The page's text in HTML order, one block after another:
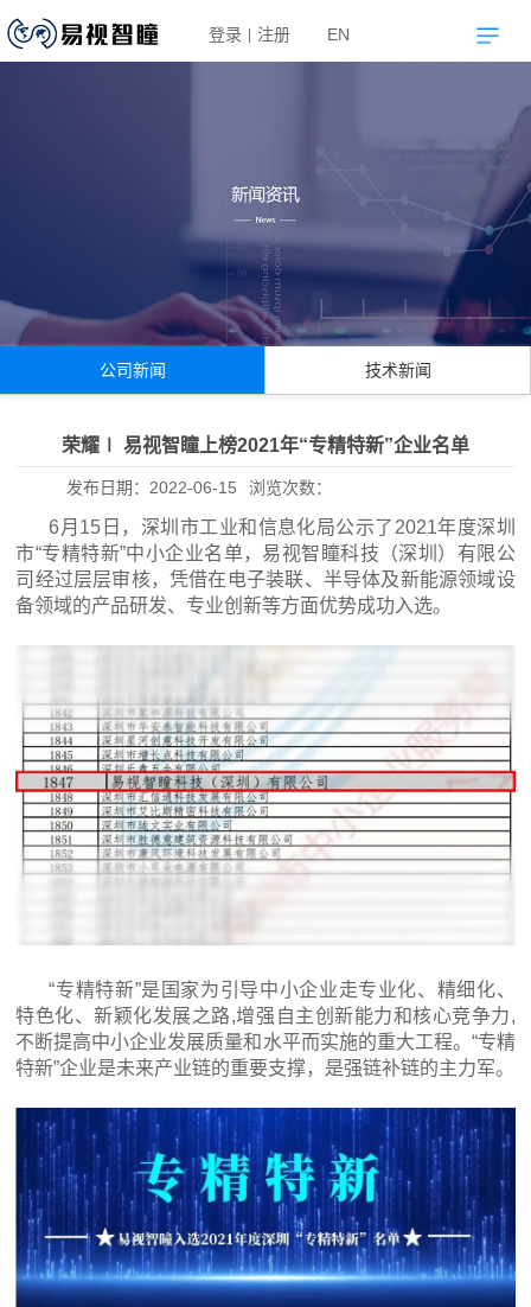
登录 注册 EN
公司新闻 技术新闻
荣耀∣ 易视智瞳上榜2021年“专精特新”企业名单
发布日期： 2022-06-15 浏览次数：
6月15日，深圳市工业和信息化局公示了2021年度深圳
市“专精特新”中小企业名单，易视智瞳科技（深圳）有限公
司经过层层审核，凭借在电子装联、半导体及新能源领域设
备领域的产品研发、专业创新等方面优势成功入选。
“专精特新”是国家为引导中小企业走专业化、精细化、
特色化、新颖化发展之路,增强自主创新能力和核心竞争力,
不断提高中小企业发展质量和水平而实施的重大工程。“专精
特新”企业是未来产业链的重要支撑，是强链补链的主力军。